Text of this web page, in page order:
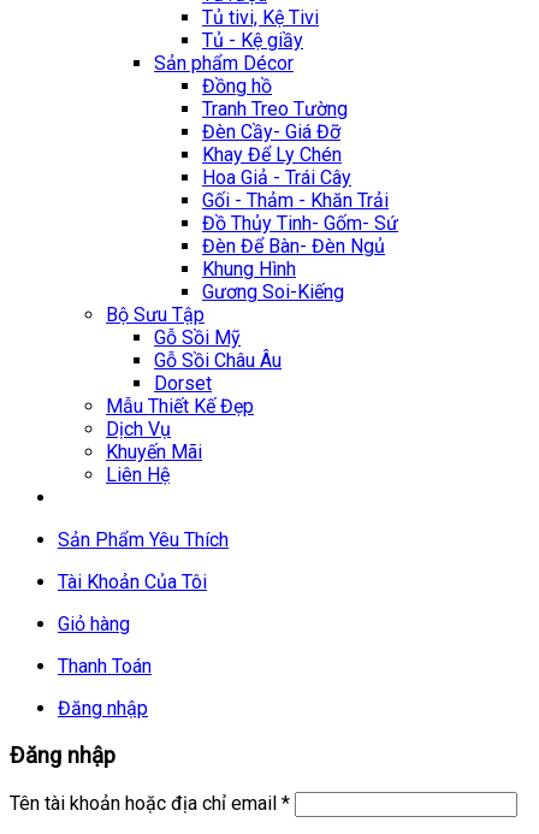
Tủ tivi, Kệ Tivi
Tủ - Kệ giầy
Sản phẩm Décor
Đồng hồ
Tranh Treo Tường
Đèn Cầy- Giá Đỡ
Khay Để Ly Chén
Hoa Giả - Trái Cây
Gối - Thảm - Khăn Trải
Đồ Thủy Tinh- Gốm- Sứ
Đèn Để Bàn- Đèn Ngủ
Khung Hình
Gương Soi-Kiếng
Bộ Sưu Tập
Gỗ Sồi Mỹ
Gỗ Sồi Châu Âu
Dorset
Mẫu Thiết Kế Đẹp
Dịch Vụ
Khuyến Mãi
Liên Hệ
Sản Phẩm Yêu Thích
Tài Khoản Của Tôi
Giỏ hàng
Thanh Toán
Đăng nhập
Đăng nhập
Tên tài khoản hoặc địa chỉ email *